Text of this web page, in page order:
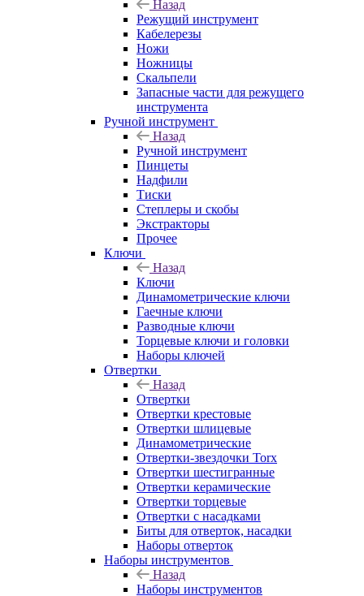
Назад
Режущий инструмент
Кабелерезы
Ножи
Ножницы
Скальпели
Запасные части для режущего
инструмента
Ручной инструмент
Назад
Ручной инструмент
Пинцеты
Надфили
Тиски
Степлеры и скобы
Экстракторы
Прочее
Ключи
Назад
Ключи
Динамометрические ключи
Гаечные ключи
Разводные ключи
Торцевые ключи и головки
Наборы ключей
Отвертки
Назад
Отвертки
Отвертки крестовые
Отвертки шлицевые
Динамометрические
Отвертки-звездочки Torx
Отвертки шестигранные
Отвертки керамические
Отвертки торцевые
Отвертки с насадками
Биты для отверток, насадки
Наборы отверток
Наборы инструментов
Назад
Наборы инструментов